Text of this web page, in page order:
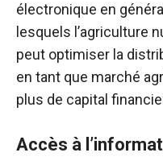
électronique en
lesquels l’agriculture
peut optimiser la
en tant que marché
plus de capital
Accès à